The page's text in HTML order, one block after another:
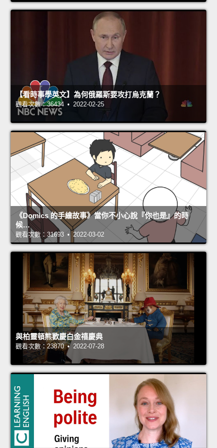
【看時事學英文】為何俄羅斯要攻打烏克蘭？
觀看次數：36434 • 2022-02-25
《Domics 的手繪故事》當你不小心說『你也是』的時
候…
觀看次數：31693 • 2022-03-02
與柏靈頓熊歡慶白金禧慶典
觀看次數：23870 • 2022-07-28